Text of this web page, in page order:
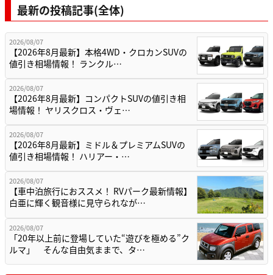
最新の投稿記事(全体)
2026/08/07
【2026年8月最新】本格4WD・クロカンSUVの
値引き相場情報！ ランクル…
2026/08/07
【2026年8月最新】コンパクトSUVの値引き相
場情報！ ヤリスクロス・ヴェ…
2026/08/07
【2026年8月最新】ミドル＆プレミアムSUVの
値引き相場情報！ ハリアー・…
2026/08/07
【車中泊旅行におススメ！ RVパーク最新情報】
白亜に輝く観音様に見守られなが…
2026/08/07
「20年以上前に登場していた“遊びを極める”ク
ルマ」 そんな自由気ままで、タ…